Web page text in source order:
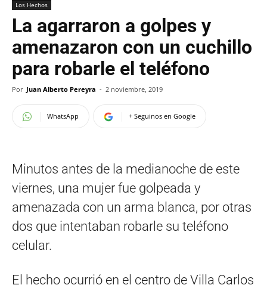
Los Hechos
La agarraron a golpes y
amenazaron con un cuchillo
para robarle el teléfono
Por Juan Alberto Pereyra - 2 noviembre, 2019
WhatsApp + Seguinos en Google
Minutos antes de la medianoche de este
viernes, una mujer fue golpeada y
amenazada con un arma blanca, por otras
dos que intentaban robarle su teléfono
celular.
El hecho ocurrió en el centro de Villa Carlos